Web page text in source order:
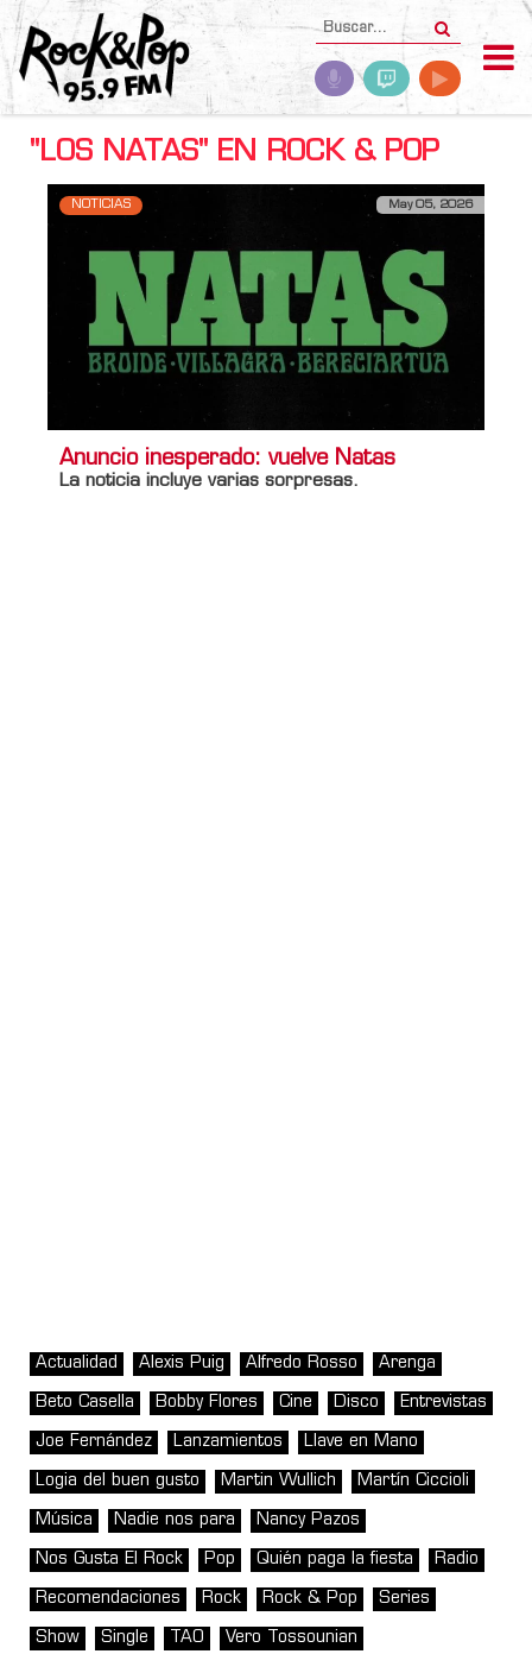
"LOS NATAS" EN ROCK & POP
NOTICIAS May 05, 2026
Anuncio inesperado: vuelve Natas
La noticia incluye varias sorpresas.
Actualidad Alexis Puig Alfredo Rosso Arenga
Beto Casella Bobby Flores Cine Disco Entrevistas
Joe Fernández Lanzamientos Llave en Mano
Logia del buen gusto Martin Wullich Martín Ciccioli
Música Nadie nos para Nancy Pazos
Nos Gusta El Rock Pop Quién paga la fiesta Radio
Recomendaciones Rock Rock & Pop Series
Show Single TAO Vero Tossounian